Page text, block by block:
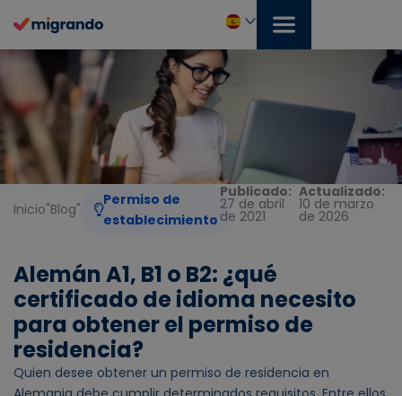
contenido
Español
Inicio"Blog"
Permiso de
establecimiento
Publicado:
27 de abril
de 2021
Actualizado:
10 de marzo
de 2026
Alemán A1, B1 o B2: ¿qué
certificado de idioma necesito
para obtener el permiso de
residencia?
Quien desee obtener un permiso de residencia en